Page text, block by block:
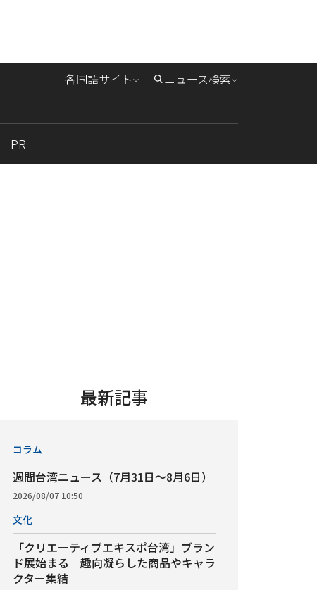
各国語サイト ニュース検索
PR
最新記事
コラム
週間台湾ニュース（7月31日～8月6日）
2026/08/07 10:50
文化
「クリエーティブエキスポ台湾」ブラン
ド展始まる 趣向凝らした商品やキャラ
クター集結